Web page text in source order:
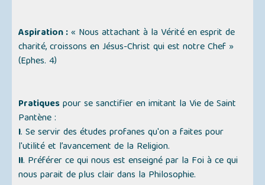
Aspiration :« Nous attachant à la Vérité en esprit de
charité, croissons en Jésus-Christ qui est notre Chef »
(Ephes. 4)
Pratiquespour se sanctifier en imitant la Vie de Saint
Pantène :
I. Se servir des études profanes qu'on a faites pour
l'utilité et l’avancement de la Religion.
II. Préférer ce qui nous est enseigné par la Foi à ce qui
nous parait de plus clair dans la Philosophie.